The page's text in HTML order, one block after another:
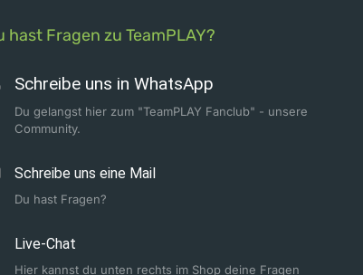
hast Fragen zu TeamPLAY?
Schreibe uns in WhatsApp
Du gelangst hier zum "TeamPLAY Fanclub" - unsere
Community.
Schreibe uns eine Mail
Du hast Fragen?
Live-Chat
Hier kannst du unten rechts im Shop deine Fragen